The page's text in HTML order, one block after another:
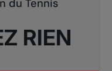
RIEN
du Tennis